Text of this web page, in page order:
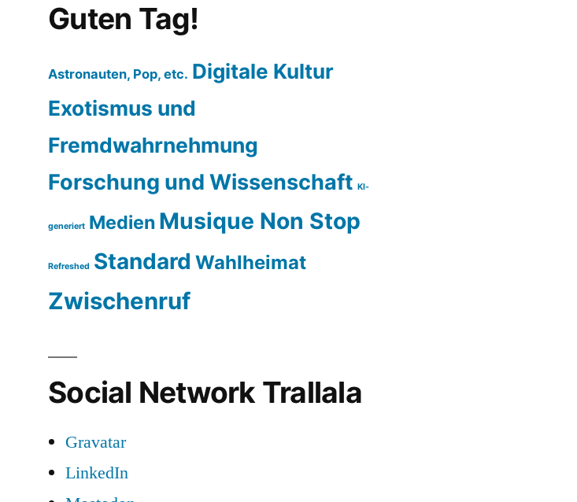
Guten Tag!
Astronauten, Pop, etc. Digitale Kultur
Exotismus und
Fremdwahrnehmung
Forschung und Wissenschaft KI-
generiert Medien Musique Non Stop
Refreshed Standard Wahlheimat
Zwischenruf
Social Network Trallala
Gravatar
LinkedIn